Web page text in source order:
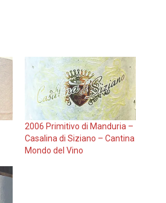
2006 Primitivo di Manduria –
Casalina di Siziano – Cantina
Mondo del Vino